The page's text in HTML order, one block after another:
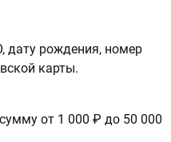
дату рождения, номер
карты.
от 1 000 ₽ до 50 000